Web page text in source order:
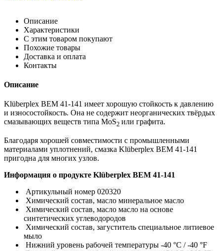
Описание
Характеристики
С этим товаром покупают
Похожие товары
Доставка и оплата
Контакты
Описание
Klüberplex BEM 41-141 имеет хорошую стойкость к давлению
и износостойкость. Она не содержит неорганических твёрдых
смазывающих веществ типа MoS2 или графита.
Благодаря хорошей совместимости с промышленными
материалами уплотнений, смазка Klüberplex BEM 41-141
пригодна для многих узлов.
Информация о продукте Klüberplex BEM 41-141
Артикульный номер 020320
Химический состав, масло минеральное масло
Химический состав, масло масло на основе
синтетических углеводородов
Химический состав, загуститель специальное литиевое
мыло
Нижний уровень рабочей температуры -40 °C / -40 °F